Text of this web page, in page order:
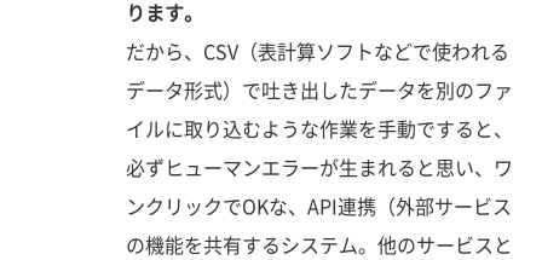
ります。
だから、CSV（表計算ソフトなどで使われる
データ形式）で吐き出したデータを別のファ
イルに取り込むような作業を手動ですると、
必ずヒューマンエラーが生まれると思い、ワ
ンクリックでOKな、API連携（外部サービス
の機能を共有するシステム。他のサービスと